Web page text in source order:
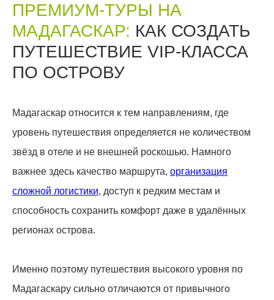
ПРЕМИУМ-ТУРЫ НА
МАДАГАСКАР: КАК СОЗДАТЬ
ПУТЕШЕСТВИЕ VIP-КЛАССА
ПО ОСТРОВУ
Мадагаскар относится к тем направлениям, где
уровень путешествия определяется не количеством
звёзд в отеле и не внешней роскошью. Намного
важнее здесь качество маршрута, организация
сложной логистики, доступ к редким местам и
способность сохранить комфорт даже в удалённых
регионах острова.
Именно поэтому путешествия высокого уровня по
Мадагаскару сильно отличаются от привычного